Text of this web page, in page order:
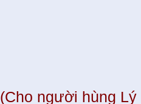
(Cho người hùng Lý